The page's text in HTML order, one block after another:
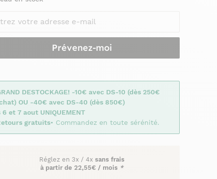
Prévenez-moi
DESTOCKAGE! -10€ avec DS-10 (dès 250€
OU -40€ avec DS-40 (dès 850€)
6 et 7 aout UNIQUEMENT
gratuits• Commandez en toute sérénité.
Réglez en 3x / 4x sans frais
à partir de 22,55€ / mois *